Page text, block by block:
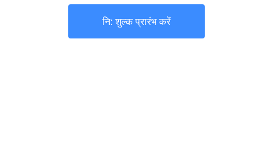
नि: शुल्क प्रारंभ करें